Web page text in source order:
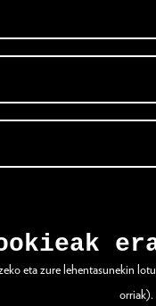
eta zure lehentasunekin
orriak).